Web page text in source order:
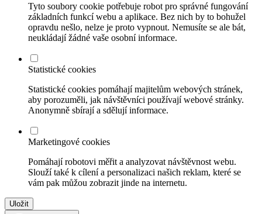
Tyto soubory cookie potřebuje robot pro správné fungování
základních funkcí webu a aplikace. Bez nich by to bohužel
opravdu nešlo, nelze je proto vypnout. Nemusíte se ale bát,
neukládají žádné vaše osobní informace.
Statistické cookies
Statistické cookies pomáhají majitelům webových stránek,
aby porozuměli, jak návštěvníci používají webové stránky.
Anonymně sbírají a sdělují informace.
Marketingové cookies
Pomáhají robotovi měřit a analyzovat návštěvnost webu.
Slouží také k cílení a personalizaci našich reklam, které se
vám pak můžou zobrazit jinde na internetu.
Uložit